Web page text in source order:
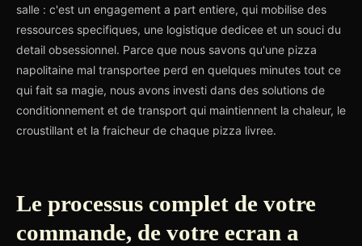
salle : c'est un engagement a part entiere, qui mobilise des
ressources specifiques, une logistique dedicee et un souci du
detail obsessionnel. Parce que nous savons qu'une pizza
napolitaine mal transportee perd en quelques minutes tout ce
qui fait sa magie, nous avons investi dans des solutions de
conditionnement et de transport qui maintiennent la chaleur, le
croustillant et la fraicheur de chaque pizza livree.
Le processus complet de votre
commande, de votre ecran a